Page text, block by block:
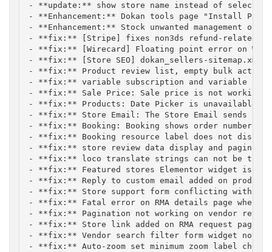
- **update:** show store name instead of
- **Enhancement:** Dokan tools page "Install
- **Enhancement:** Stock unwanted management
- **fix:** [Stripe] fixes non3ds refund-related
- **fix:** [Wirecard] Floating point error on
- **fix:** [Store SEO] dokan_sellers-sitemap.xml
- **fix:** Product review list, empty bulk action
- **fix:** variable subscription and variable
- **fix:** Sale Price: Sale price is not working
- **fix:** Products: Date Picker is unavailable
- **fix:** Store Email: The Store Email sends an
- **fix:** Booking: Booking shows order number
- **fix:** Booking resource label does not
- **fix:** store review data display and
- **fix:** loco translate strings can not be
- **fix:** Featured stores Elementor widget is
- **fix:** Reply to custom email added on product
- **fix:** Store support form conflicting with
- **fix:** Fatal error on RMA details page when
- **fix:** Pagination not working on vendor return
- **fix:** Store link added on RMA request page
- **fix:** Vendor search filter form widget not
- **fix:** Auto-zoom set minimum zoom label check